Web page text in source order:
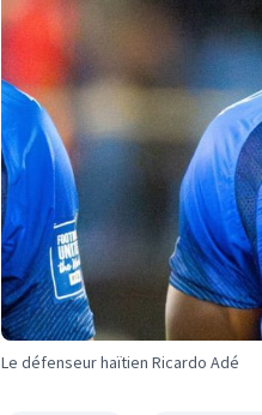
Le défenseur haïtien Ricardo Adé